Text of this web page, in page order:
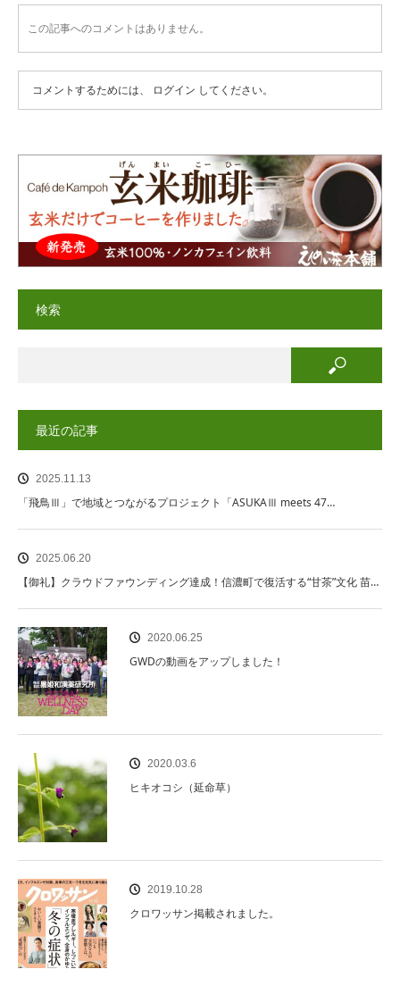
この記事へのコメントはありません。
コメントするためには、 ログイン してください。
検索
最近の記事
2025.11.13
「飛鳥Ⅲ」で地域とつながるプロジェクト「ASUKAⅢ meets 47…
2025.06.20
【御礼】クラウドファウンディング達成！信濃町で復活する“甘茶”文化 苗…
2020.06.25
GWDの動画をアップしました！
2020.03.6
ヒキオコシ（延命草）
2019.10.28
クロワッサン掲載されました。